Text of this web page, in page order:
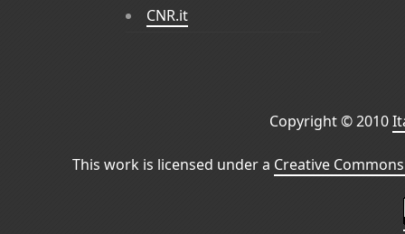
CNR.it
Copyright © 2010
This work is licensed under a Creative